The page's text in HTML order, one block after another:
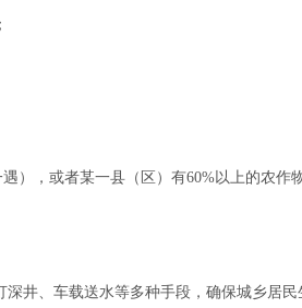
），或者某一县（区）有60%以上的农作
井、车载送水等多种手段，确保城乡居